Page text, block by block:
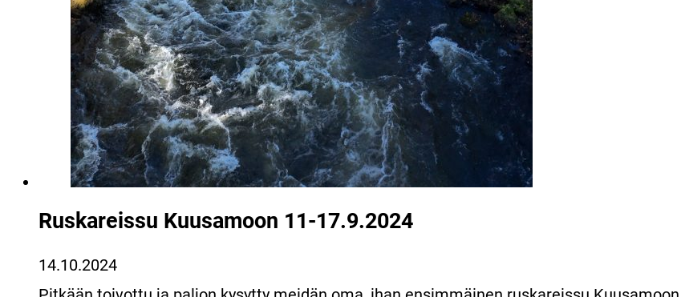
Ruskareissu Kuusamoon 11-17.9.2024
14.10.2024